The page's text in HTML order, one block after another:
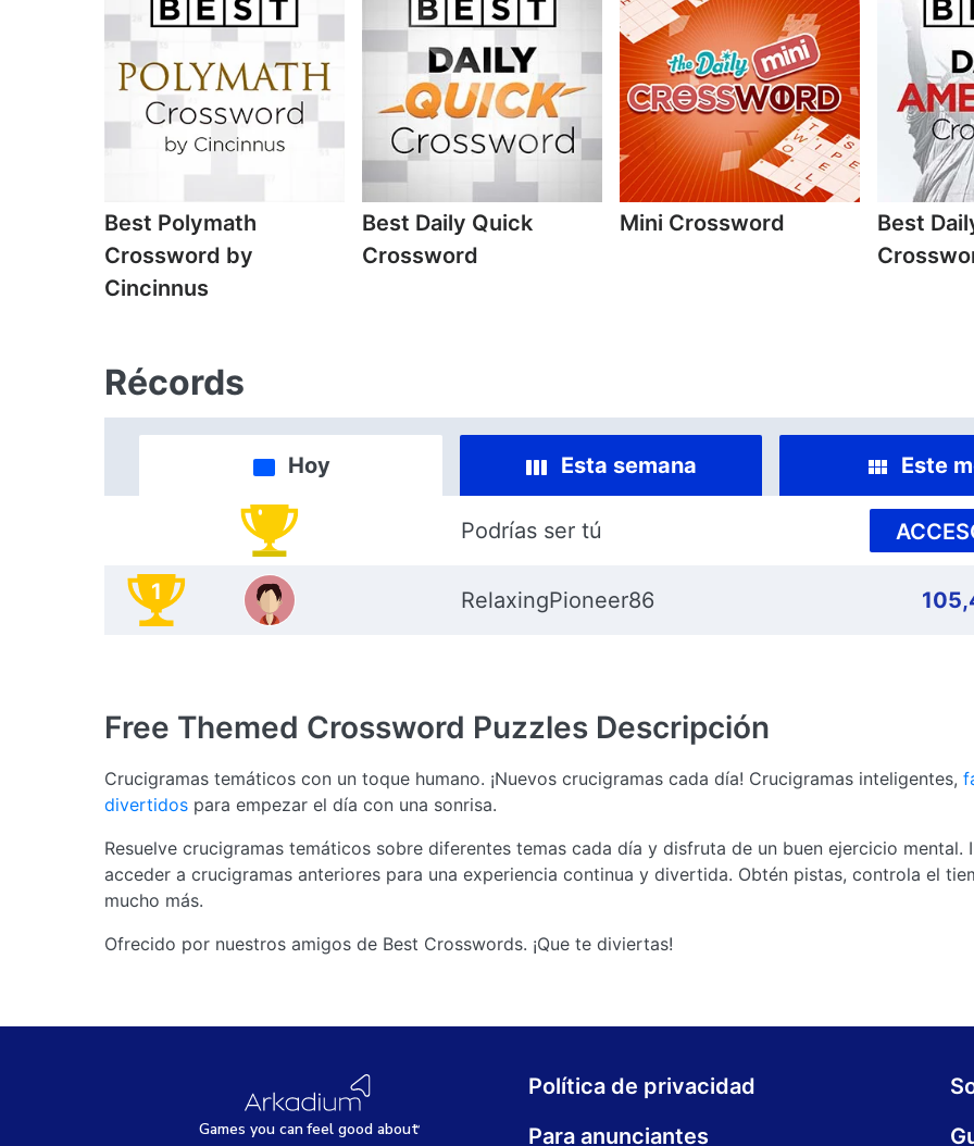
Best Polymath
Crossword by
Cincinnus
Best Daily Quick
Crossword
Mini Crossword
Best
Récords
Hoy Esta semana Este
Podrías ser tú
1 RelaxingPioneer86
Free Themed Crossword Puzzles Descripción
Crucigramas temáticos con un toque humano. ¡Nuevos crucigramas cada día! Crucigramas inteligentes,
divertidos para empezar el día con una sonrisa.
Resuelve crucigramas temáticos sobre diferentes temas cada día y disfruta de un buen ejercicio mental.
acceder a crucigramas anteriores para una experiencia continua y divertida. Obtén pistas, controla el
mucho más.
Ofrecido por nuestros amigos de Best Crosswords. ¡Que te diviertas!
Games you canfeel good about
Política de privacidad
Para anunciantes